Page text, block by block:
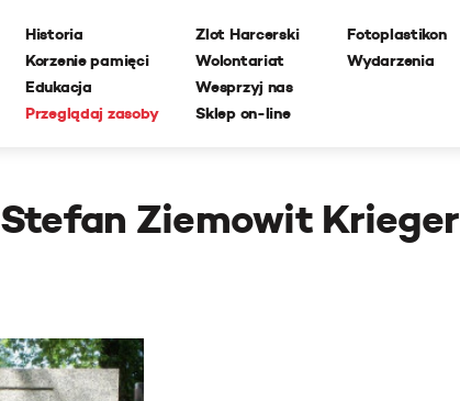
Historia
Korzenie pamięci
Edukacja
Przeglądaj zasoby
Zlot Harcerski
Wolontariat
Wesprzyj nas
Sklep on-line
Fotoplastikon
Wydarzenia
Stefan Ziemowit Krieger